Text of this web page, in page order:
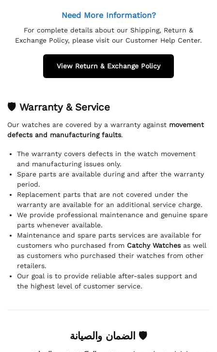
Need More Information?
For complete details about our Shipping, Return &
Exchange Policy, please visit our Customer Help Center.
View Return & Exchange Policy
🛡 Warranty & Service
Our watches are covered by a warranty against movement
defects and manufacturing faults.
The warranty covers defects in the watch movement
and manufacturing issues only.
Spare parts are available during and after the warranty
period.
Replacement parts that are not covered under the
warranty are available for an additional service charge.
We provide professional maintenance and genuine spare
parts whenever available.
Maintenance and spare parts services are available for
customers who purchased from Catchy Watchesas well
as customers who purchased their watches from other
retailers.
Our goal is to provide reliable after-sales support and
the highest level of customer service.
🛡 الضمان والصيانة